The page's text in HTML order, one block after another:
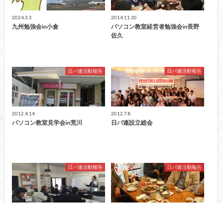
2024.3.3
九州勉強会in小倉
2014.11.30
パソコン教室経営者勉強会in長野
佐久
日パ連活動報告
2012.4.14
パソコン教室見学会in荒川
日パ連活動報告
2012.7.8
日パ連設立総会
日パ連活動報告 日パ連活動報告